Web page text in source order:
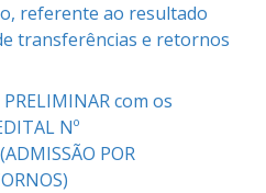
referente ao resultado
transferências e retornos
com os
Nº
POR